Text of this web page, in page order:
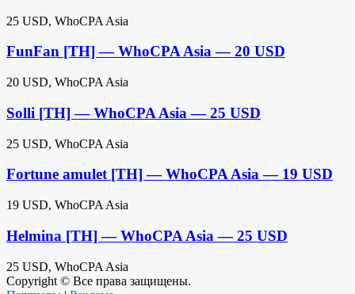
25 USD, WhoCPA Asia
FunFan [TH] — WhoCPA Asia — 20 USD
20 USD, WhoCPA Asia
Solli [TH] — WhoCPA Asia — 25 USD
25 USD, WhoCPA Asia
Fortune amulet [TH] — WhoCPA Asia — 19 USD
19 USD, WhoCPA Asia
Helmina [TH] — WhoCPA Asia — 25 USD
25 USD, WhoCPA Asia
Copyright © Все права защищены.